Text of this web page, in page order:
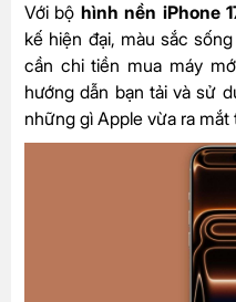
Với bộ hình nền iPhone
kế hiện đại, màu sắc
cần chi tiền mua máy
hướng dẫn bạn tải và sử
những gì Apple vừa ra mắt